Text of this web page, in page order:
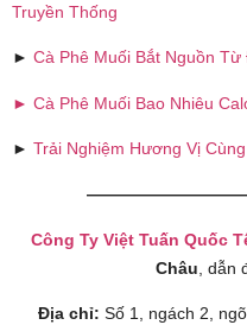
Truyền Thống
► Cà Phê Muối Bắt Nguồn
► Cà Phê Muối Bao Nhiêu
► Trải Nghiệm Hương Vị
Công Ty Việt Tuấn Quốc
Châu , dẫn
Địa chỉ: Số 1, ngách 2,